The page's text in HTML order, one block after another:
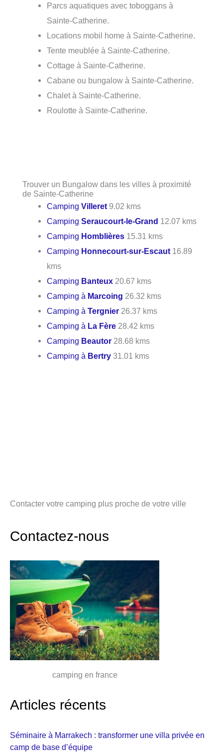
Parcs aquatiques avec toboggans à
Sainte-Catherine.
Locations mobil home à Sainte-Catherine.
Tente meublée à Sainte-Catherine.
Cottage à Sainte-Catherine.
Cabane ou bungalow à Sainte-Catherine.
Chalet à Sainte-Catherine.
Roulotte à Sainte-Catherine.
Trouver un Bungalow dans les villes à proximité
de Sainte-Catherine
CampingVilleret 9.02 kms
CampingSeraucourt-le-Grand 12.07 kms
Camping Homblières 15.31 kms
Camping Honnecourt-sur-Escaut 16.89
kms
Camping Banteux 20.67 kms
Camping à Marcoing 26.32 kms
Camping àTergnier 26.37 kms
Camping à La Fère 28.42 kms
Camping Beautor 28.68 kms
Camping à Bertry 31.01 kms
Contacter votre camping plus proche de votre ville
Contactez-nous
camping en france
Articles récents
Séminaire à Marrakech : transformer une villa privée en
camp de base d’équipe